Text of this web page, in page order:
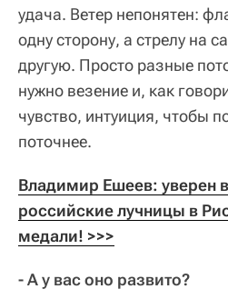
удача. Ветер непонятен:
одну сторону, а стрелу на
другую. Просто разные
нужно везение и, как
чувство, интуиция, чтобы
поточнее.
Владимир Ешеев: уверен
российские лучницы в
медали! >>>
- А у вас оно развито?